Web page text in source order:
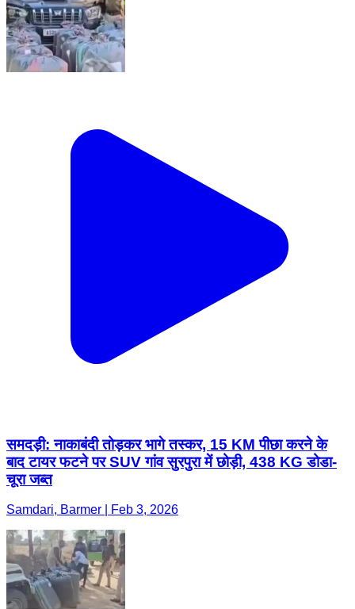
समदड़ी: नाकाबंदी तोड़कर भागे तस्कर, 15 KM पीछा करने के
बाद टायर फटने पर SUV गांव सुरपुरा में छोड़ी, 438 KG डोडा-
चूरा जब्त
Samdari, Barmer | Feb 3, 2026